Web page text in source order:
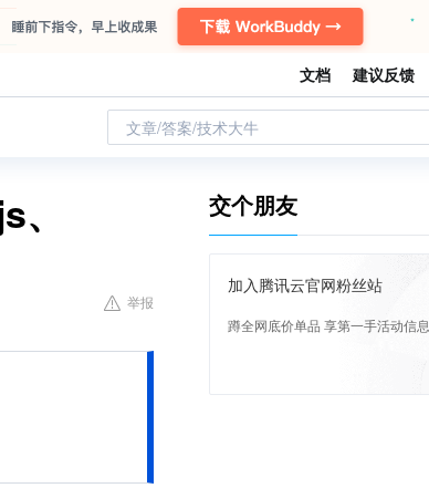
文档 建议反馈
文章/答案/技术大牛
举报
交个朋友
加入腾讯云官网粉丝站
蹲全网底价单品 享第一手活动信息